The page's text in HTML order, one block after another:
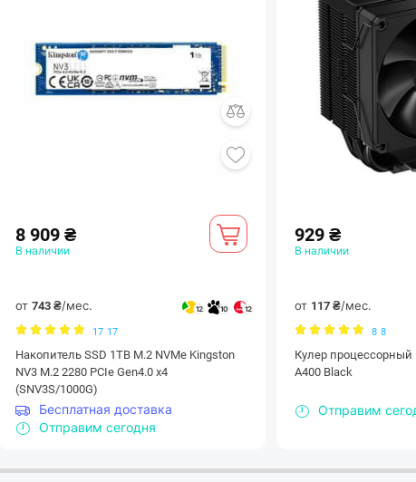
8 909 ₴
В наличии
от 743 ₴/мес. 12 10 12
17 17
Накопитель SSD 1TB M.2 NVMe Kingston
NV3 M.2 2280 PCIe Gen4.0 x4
(SNV3S/1000G)
Бесплатная доставка
Отправим сегодня
929 ₴
В наличии
от 117 ₴/мес.
8 8
Кулер процессорный
A400 Black
Отправим